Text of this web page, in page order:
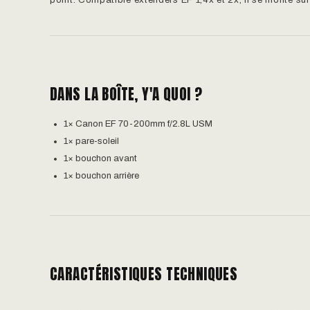
DANS LA BOÎTE, Y'A QUOI ?
1× Canon EF 70-200mm f/2.8L USM
1× pare-soleil
1× bouchon avant
1× bouchon arrière
CARACTÉRISTIQUES TECHNIQUES